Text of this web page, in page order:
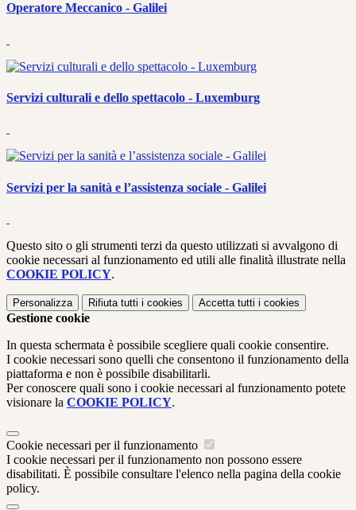
Operatore Meccanico - Galilei
Servizi culturali e dello spettacolo - Luxemburg
Servizi per la sanità e l’assistenza sociale - Galilei
Questo sito o gli strumenti terzi da questo utilizzati si avvalgono di
cookie necessari al funzionamento ed utili alle finalità illustrate nella
COOKIE POLICY.
Personalizza Rifiuta tutti i cookies Accetta tutti i cookies
Gestione cookie
In questa schermata è possibile scegliere quali cookie consentire.
I cookie necessari sono quelli che consentono il funzionamento della
piattaforma e non è possibile disabilitarli.
Per conoscere quali sono i cookie necessari al funzionamento potete
visionare la COOKIE POLICY.
Cookie necessari per il funzionamento
I cookie necessari per il funzionamento non possono essere
disabilitati. È possibile consultare l'elenco nella pagina della cookie
policy.